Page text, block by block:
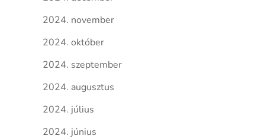
2024. november
2024. október
2024. szeptember
2024. augusztus
2024. július
2024. június